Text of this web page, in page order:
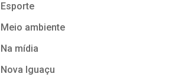
Esporte
Meio ambiente
Na mídia
Nova Iguaçu